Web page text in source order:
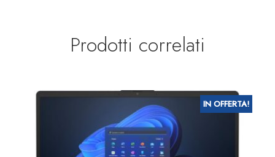
Prodotti correlati
IN OFFERTA!